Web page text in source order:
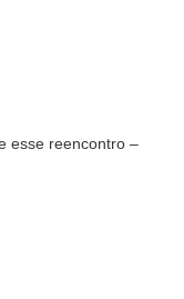
esse reencontro –